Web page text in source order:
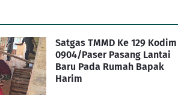
Satgas TMMD Ke 129 Kodim
0904/Paser Pasang Lantai
Baru Pada Rumah Bapak
Harim